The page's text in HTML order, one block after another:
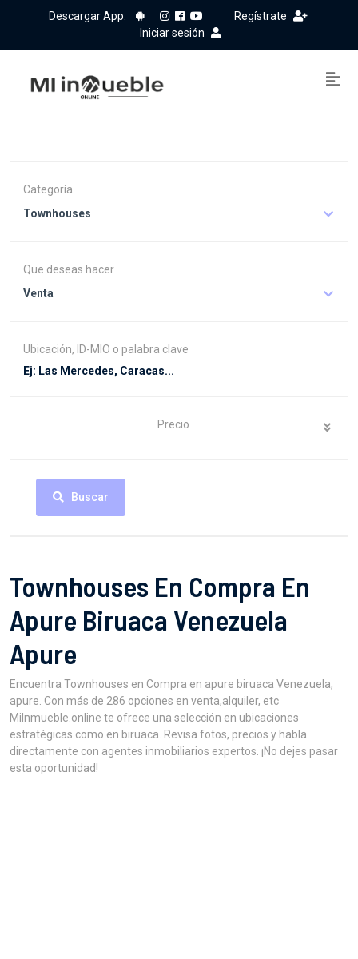
Descargar App:
Regístrate
Iniciar sesión
Categoría
Townhouses
Que deseas hacer
Venta
Ubicación, ID-MIO o palabra clave
Precio
Buscar
Townhouses En Compra En
Apure Biruaca Venezuela
Apure
Encuentra Townhouses en Compra en apure biruaca Venezuela,
apure. Con más de 286 opciones en venta,alquiler, etc
MiInmueble.online te ofrece una selección en ubicaciones
estratégicas como en biruaca. Revisa fotos, precios y habla
directamente con agentes inmobiliarios expertos. ¡No dejes pasar
esta oportunidad!